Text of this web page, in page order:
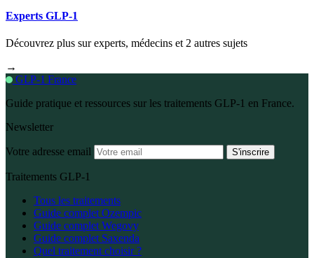
Experts GLP-1
Découvrez plus sur experts, médecins et 2 autres sujets
→
GLP-1 France
Guide pratique et ressources sur les traitements GLP-1 en France.
Newsletter
Votre adresse email S'inscrire
Traitements GLP-1
Tous les traitements
Guide complet Ozempic
Guide complet Wegovy
Guide complet Saxenda
Quel traitement choisir ?